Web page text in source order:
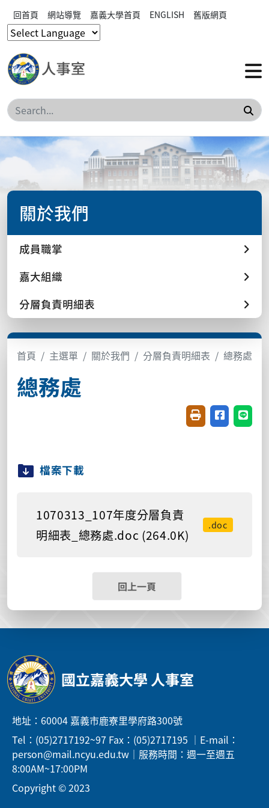
回首頁 網站導覽 嘉義大學首頁 ENGLISH 舊版網頁
搜
關於我們
成員職掌
嘉大組織
分層負責明細表
首頁 主選單 關於我們 分層負責明細表 總務處
總務處
友善列印(開新視
分享至臉書
分享
檔案下載
1070313_107年度分層負責
明細表_總務處.doc (264.0K)
.doc
回上一頁
國立嘉義大學 人事室
地址：60004 嘉義市鹿寮里學府路300號
Tel：(05)2717192~97 Fax：(05)2717195 ｜E-mail：
person@mail.ncyu.edu.tw｜服務時間：週一至週五
8:00AM~17:00PM
Copyright © 2023